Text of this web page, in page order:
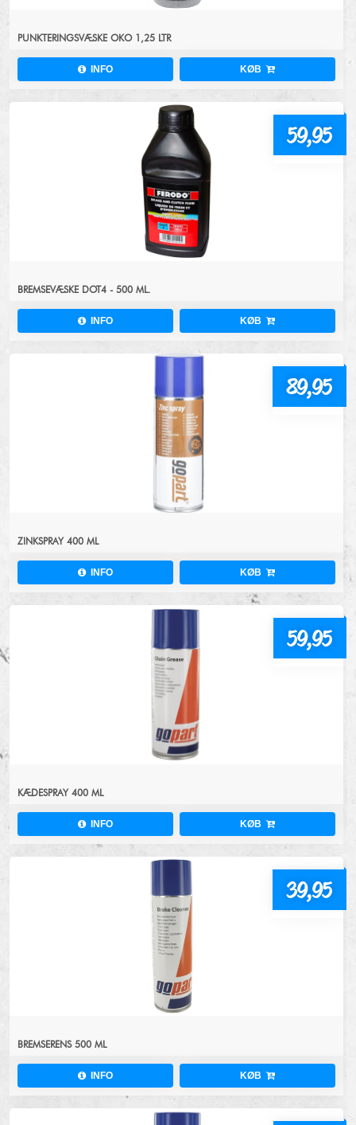
PUNKTERINGSVÆSKE OKO 1,25 LTR
INFO KØB
BREMSEVÆSKE DOT4 - 500 ML.
INFO KØB
59,95
ZINKSPRAY 400 ML
INFO KØB
89,95
KÆDESPRAY 400 ML
INFO KØB
59,95
BREMSERENS 500 ML
INFO KØB
39,95